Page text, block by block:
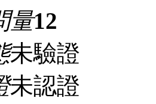
量12
未驗證
未認證